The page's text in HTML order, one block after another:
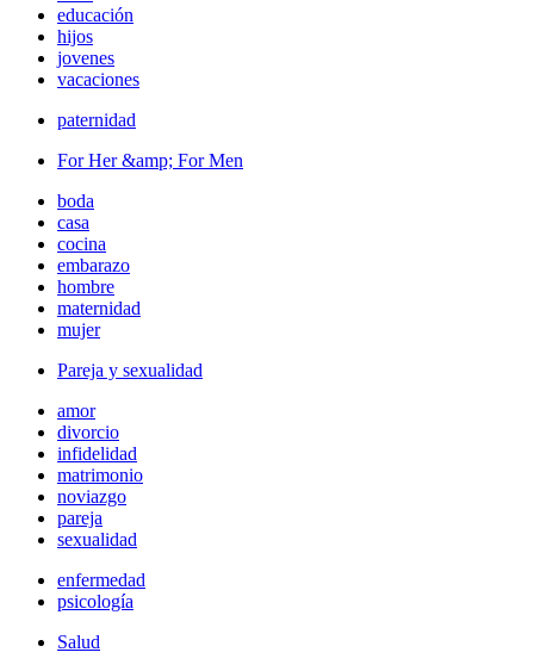
educación
hijos
jovenes
vacaciones
paternidad
For Her &amp; For Men
boda
casa
cocina
embarazo
hombre
maternidad
mujer
Pareja y sexualidad
amor
divorcio
infidelidad
matrimonio
noviazgo
pareja
sexualidad
enfermedad
psicología
Salud